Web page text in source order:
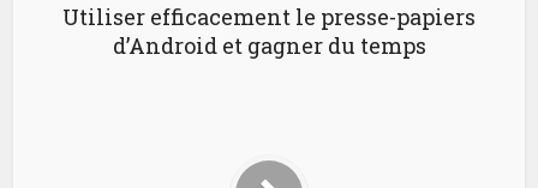
Utiliser efficacement le presse-papiers
d’Android et gagner du temps